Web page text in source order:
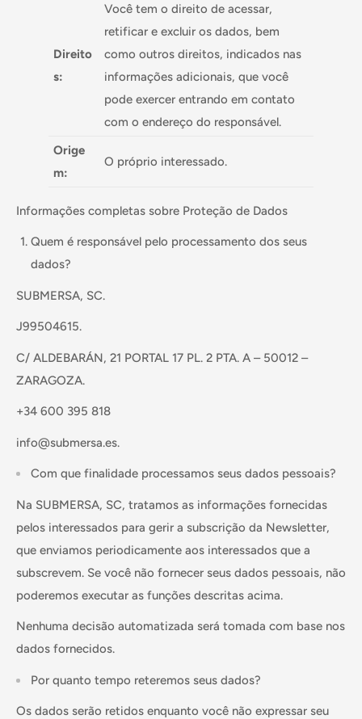
Direito
s:
Você tem o direito de acessar,
retificar e excluir os dados, bem
como outros direitos, indicados nas
informações adicionais, que você
pode exercer entrando em contato
com o endereço do responsável.
Orige
m:
O próprio interessado.
Informações completas sobre Proteção de Dados
Quem é responsável pelo processamento dos seus
dados?
SUBMERSA, SC.
J99504615.
C/ ALDEBARÁN, 21 PORTAL 17 PL. 2 PTA. A – 50012 –
ZARAGOZA.
+34 600 395 818
info@submersa.es.
Com que finalidade processamos seus dados pessoais?
Na SUBMERSA, SC, tratamos as informações fornecidas
pelos interessados ​​para gerir a subscrição da Newsletter,
que enviamos periodicamente aos interessados ​​que a
subscrevem. Se você não fornecer seus dados pessoais, não
poderemos executar as funções descritas acima.
Nenhuma decisão automatizada será tomada com base nos
dados fornecidos.
Por quanto tempo reteremos seus dados?
Os dados serão retidos enquanto você não expressar seu